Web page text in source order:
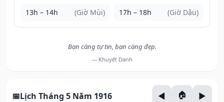
13h – 14h (Giờ Mùi) 17h – 18h (Giờ Dậu)
Bạn càng tự tin, bạn càng đẹp.
— Khuyết Danh
Lịch Tháng 5 Năm 1916